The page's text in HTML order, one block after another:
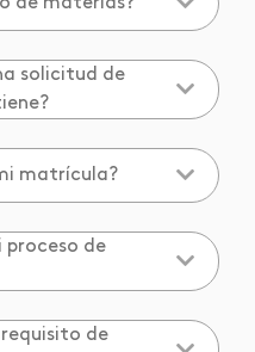
solicitud de
matrícula?
proceso de
de